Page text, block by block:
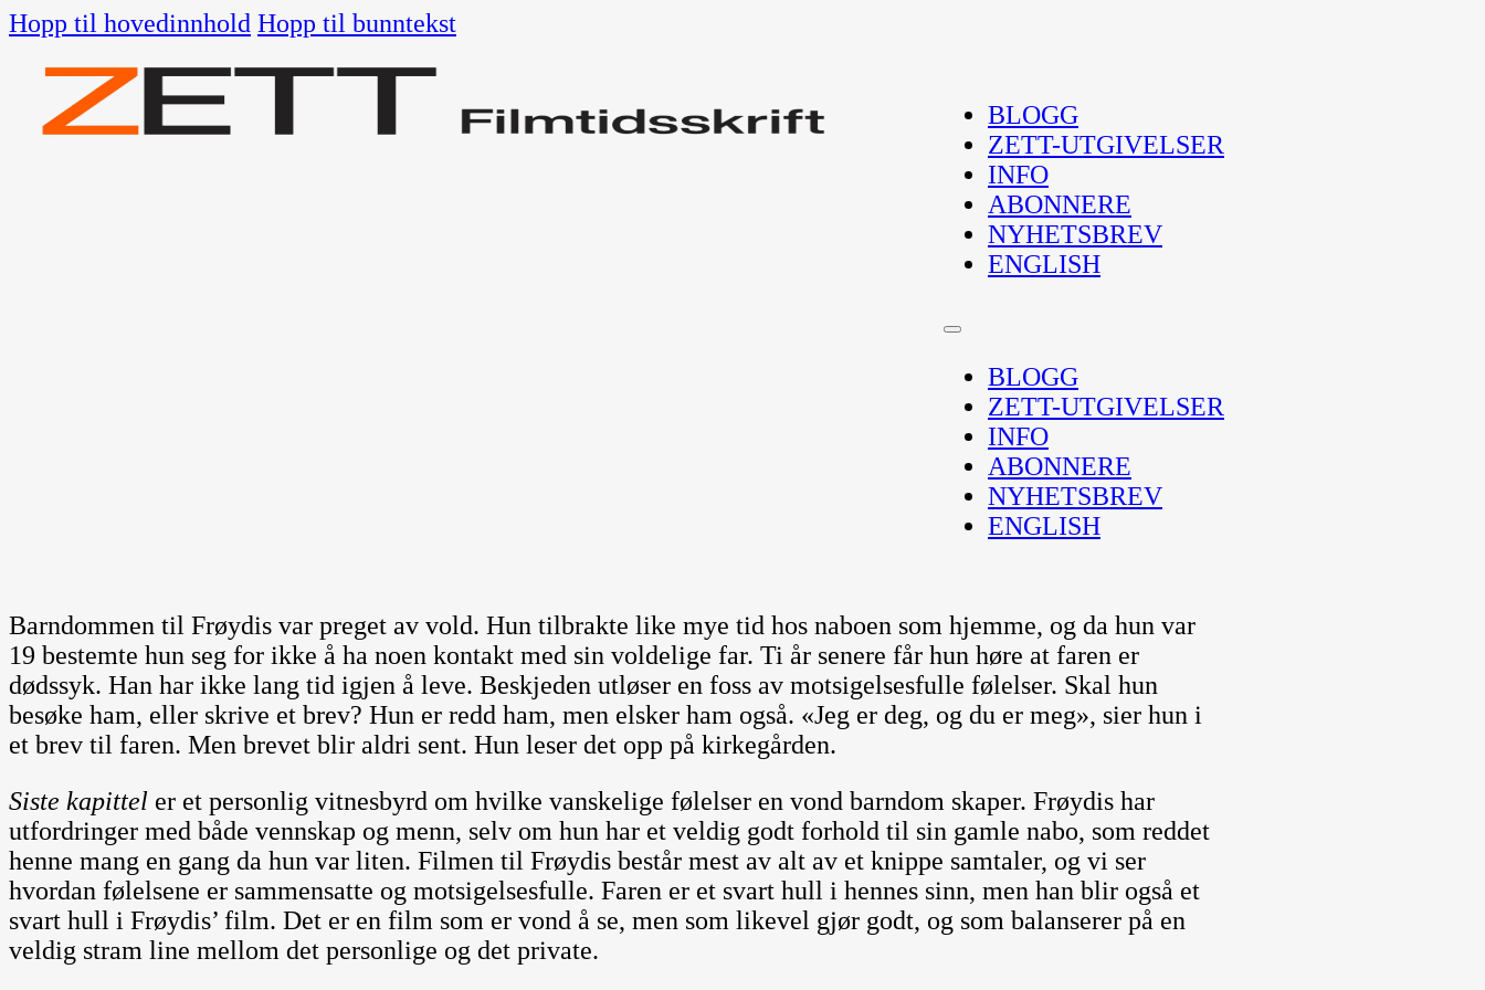
Hopp til hovedinnhold Hopp til bunntekst
BLOGG
ZETT-UTGIVELSER
INFO
ABONNERE
NYHETSBREV
ENGLISH
BLOGG
ZETT-UTGIVELSER
INFO
ABONNERE
NYHETSBREV
ENGLISH
Barndommen til Frøydis var preget av vold. Hun tilbrakte like mye tid hos naboen som hjemme, og da hun var
19 bestemte hun seg for ikke å ha noen kontakt med sin voldelige far. Ti år senere får hun høre at faren er
dødssyk. Han har ikke lang tid igjen å leve. Beskjeden utløser en foss av motsigelsesfulle følelser. Skal hun
besøke ham, eller skrive et brev? Hun er redd ham, men elsker ham også. «Jeg er deg, og du er meg», sier hun i
et brev til faren. Men brevet blir aldri sent. Hun leser det opp på kirkegården.
Siste kapittel er et personlig vitnesbyrd om hvilke vanskelige følelser en vond barndom skaper. Frøydis har
utfordringer med både vennskap og menn, selv om hun har et veldig godt forhold til sin gamle nabo, som reddet
henne mang en gang da hun var liten. Filmen til Frøydis består mest av alt av et knippe samtaler, og vi ser
hvordan følelsene er sammensatte og motsigelsesfulle. Faren er et svart hull i hennes sinn, men han blir også et
svart hull i Frøydis’ film. Det er en film som er vond å se, men som likevel gjør godt, og som balanserer på en
veldig stram line mellom det personlige og det private.